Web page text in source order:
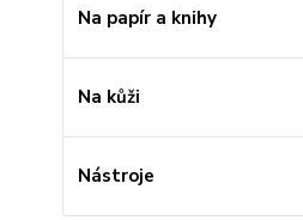
Na papír a knihy
Na kůži
Nástroje